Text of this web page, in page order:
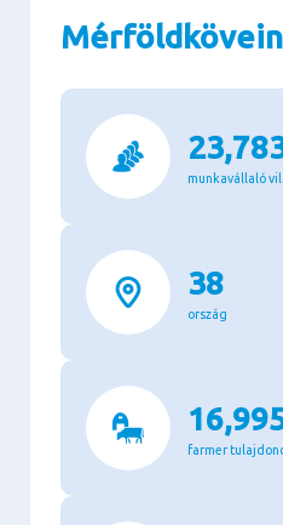
munkavállaló
38
ország
farmer